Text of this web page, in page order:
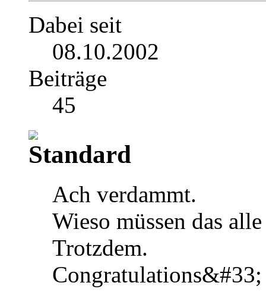
Dabei seit
08.10.2002
Beiträge
45
Ach verdammt.
Wieso müssen das
Trotzdem.
Congratulations&#33;